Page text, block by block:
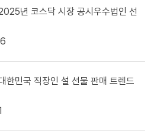
년 코스닥 시장 공시우수법인 선
한민국 직장인 설 선물 판매 트렌드